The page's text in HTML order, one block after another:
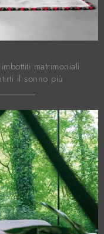
matrimoniali
il sonno più